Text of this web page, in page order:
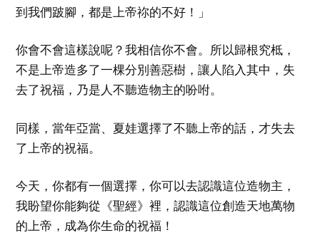
到我們跛腳，都是上帝祢的不好！」
你會不會這樣說呢？我相信你不會。所以歸根究柢，
不是上帝造多了一棵分別善惡樹，讓人陷入其中，失
去了祝福，乃是人不聽造物主的吩咐。
同樣，當年亞當、夏娃選擇了不聽上帝的話，才失去
了上帝的祝福。
今天，你都有一個選擇，你可以去認識這位造物主，
我盼望你能夠從《聖經》裡，認識這位創造天地萬物
的上帝，成為你生命的祝福！